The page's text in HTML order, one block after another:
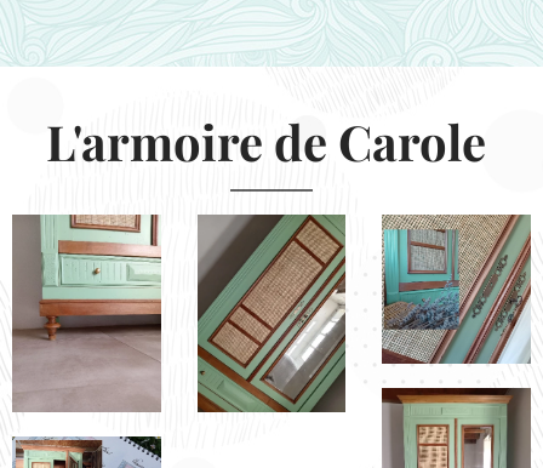
L'armoire de Carole